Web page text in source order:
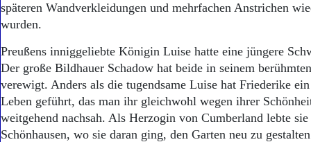
späteren Wandverkleidungen und mehrfachen Anstrichen
wurden.
Preußens inniggeliebte Königin Luise hatte eine jüngere
Der große Bildhauer Schadow hat beide in seinem
verewigt. Anders als die tugendsame Luise hat Friederike
Leben geführt, das man ihr gleichwohl wegen ihrer
weitgehend nachsah. Als Herzogin von Cumberland lebte
Schönhausen, wo sie daran ging, den Garten neu zu